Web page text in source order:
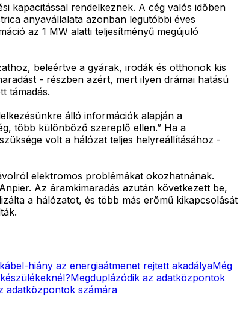
kapacitással rendelkeznek. A cég valós időben
anyavállalata azonban legutóbbi éves
az 1 MW alatti teljesítményű megújuló
beleértve a gyárak, irodák és otthonok kis
- részben azért, mert ilyen drámai hatású
támadás.
álló információk alapján a
több különböző szereplő ellen.” Ha a
volt a hálózat teljes helyreállításához -
elektromos problémákat okozhatnának.
Az áramkimaradás azután következett be,
a hálózatot, és több más erőmű kikapcsolását
hiány az energiaátmenet rejtett akadályaMég
Megduplázódik az adatközpontok
adatközpontok számára